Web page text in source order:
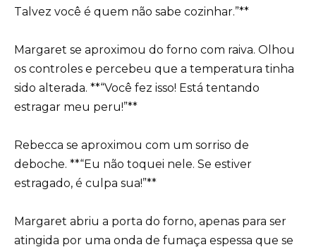
Talvez você é quem não sabe cozinhar.”**
Margaret se aproximou do forno com raiva. Olhou
os controles e percebeu que a temperatura tinha
sido alterada. **“Você fez isso! Está tentando
estragar meu peru!”**
Rebecca se aproximou com um sorriso de
deboche. **“Eu não toquei nele. Se estiver
estragado, é culpa sua!”**
Margaret abriu a porta do forno, apenas para ser
atingida por uma onda de fumaça espessa que se